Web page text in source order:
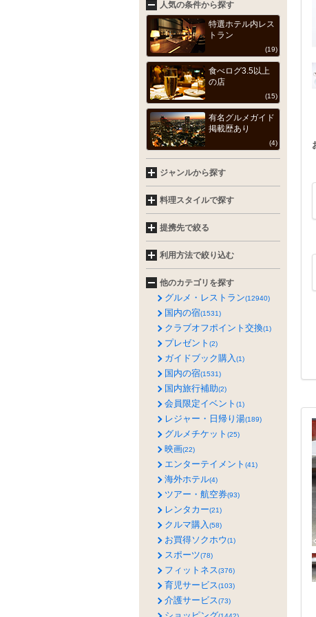
人気の条件から探す
特選ホテル内レス
トラン
(19)
食べログ3.5以上
の店
(15)
有名グルメガイド
掲載歴あり
(4)
ジャンルから探す
料理スタイルで探す
提携先で絞る
利用方法で絞り込む
他のカテゴリを探す
グルメ・レストラン(12940)
国内の宿(1531)
クラブオフポイント交換(1)
プレゼント (2)
ガイドブック購入(1)
国内の宿(1531)
国内旅行補助(2)
会員限定イベント (1)
レジャー・日帰り湯(189)
グルメチケット (25)
映画(22)
エンターテイメント (41)
海外ホテル(4)
ツアー・航空券(93)
レンタカー(21)
クルマ購入(58)
お買得ソクホウ(1)
スポーツ(78)
フィットネス(376)
育児サービス(103)
介護サービス(73)